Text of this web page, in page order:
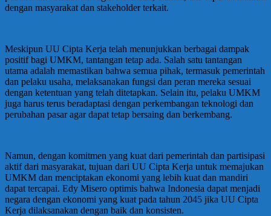
dengan masyarakat dan stakeholder terkait.
Meskipun UU Cipta Kerja telah menunjukkan berbagai dampak
positif bagi UMKM, tantangan tetap ada. Salah satu tantangan
utama adalah memastikan bahwa semua pihak, termasuk pemerintah
dan pelaku usaha, melaksanakan fungsi dan peran mereka sesuai
dengan ketentuan yang telah ditetapkan. Selain itu, pelaku UMKM
juga harus terus beradaptasi dengan perkembangan teknologi dan
perubahan pasar agar dapat tetap bersaing dan berkembang.
Namun, dengan komitmen yang kuat dari pemerintah dan partisipasi
aktif dari masyarakat, tujuan dari UU Cipta Kerja untuk memajukan
UMKM dan menciptakan ekonomi yang lebih kuat dan mandiri
dapat tercapai. Edy Misero optimis bahwa Indonesia dapat menjadi
negara dengan ekonomi yang kuat pada tahun 2045 jika UU Cipta
Kerja dilaksanakan dengan baik dan konsisten.